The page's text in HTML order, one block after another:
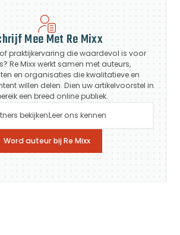
Mee Met Re Mixx
praktijkervaring die waardevol is voor
Re Mixx werkt samen met auteurs,
en organisaties die kwalitatieve en
willen delen. Dien uw artikelvoorstel in
een breed online publiek.
bekijkenLeer ons kennen
Word auteur bij Re Mixx